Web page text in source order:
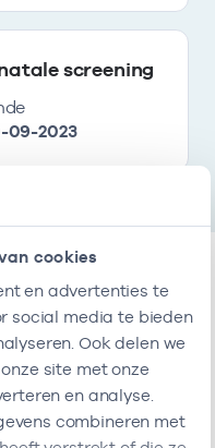
cookies
en advertenties te
social media te bieden
Ook delen we
site met onze
en analyse.
combineren met
screening
09-2023
vestigingen
AGB-code Start